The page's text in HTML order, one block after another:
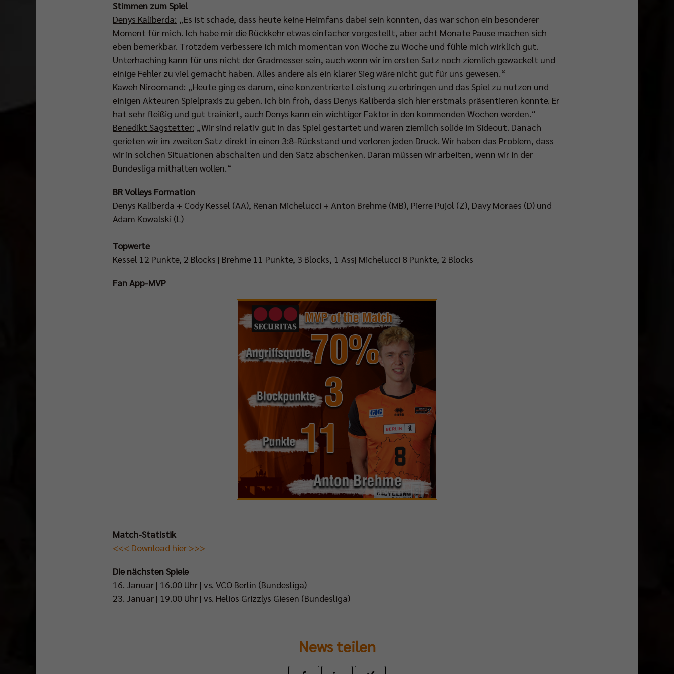
Stimmen zum Spiel
Denys Kaliberda: „Es ist schade, dass heute keine Heimfans dabei sein konnten, das war schon ein besonderer
Moment für mich. Ich habe mir die Rückkehr etwas einfacher vorgestellt, aber acht Monate Pause machen sich
eben bemerkbar. Trotzdem verbessere ich mich momentan von Woche zu Woche und fühle mich wirklich gut.
Unterhaching kann für uns nicht der Gradmesser sein, auch wenn wir im ersten Satz noch ziemlich gewackelt und
einige Fehler zu viel gemacht haben. Alles andere als ein klarer Sieg wäre nicht gut für uns gewesen.“
Kaweh Niroomand: „Heute ging es darum, eine konzentrierte Leistung zu erbringen und das Spiel zu nutzen und
einigen Akteuren Spielpraxis zu geben. Ich bin froh, dass Denys Kaliberda sich hier erstmals präsentieren konnte. Er
hat sehr fleißig und gut trainiert, auch Denys kann ein wichtiger Faktor in den kommenden Wochen werden.“
Benedikt Sagstetter: „Wir sind relativ gut in das Spiel gestartet und waren ziemlich solide im Sideout. Danach
gerieten wir im zweiten Satz direkt in einen 3:8-Rückstand und verloren jeden Druck. Wir haben das Problem, dass
wir in solchen Situationen abschalten und den Satz abschenken. Daran müssen wir arbeiten, wenn wir in der
Bundesliga mithalten wollen.“
BR Volleys Formation
Denys Kaliberda + Cody Kessel (AA), Renan Michelucci + Anton Brehme (MB), Pierre Pujol (Z), Davy Moraes (D) und
Adam Kowalski (L)
Topwerte
Kessel 12 Punkte, 2 Blocks | Brehme 11 Punkte, 3 Blocks, 1 Ass| Michelucci 8 Punkte, 2 Blocks
Fan App-MVP
Match-Statistik
<<< Download hier >>>
Die nächsten Spiele
16. Januar | 16.00 Uhr | vs. VCO Berlin (Bundesliga)
23. Januar | 19.00 Uhr | vs. Helios Grizzlys Giesen (Bundesliga)
Pokalfinale
SPORT1
News teilen